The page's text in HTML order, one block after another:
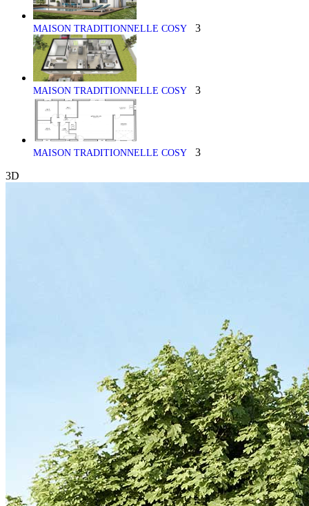
MAISON TRADITIONNELLE COSY 3
MAISON TRADITIONNELLE COSY 3
MAISON TRADITIONNELLE COSY
3
3D